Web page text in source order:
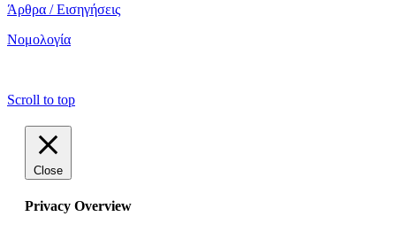
Άρθρα / Εισηγήσεις
Νομολογία
Scroll to top
Close
Privacy Overview